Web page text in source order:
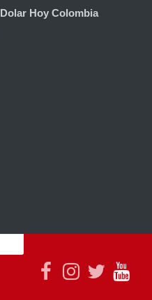
Dolar Hoy Colombia